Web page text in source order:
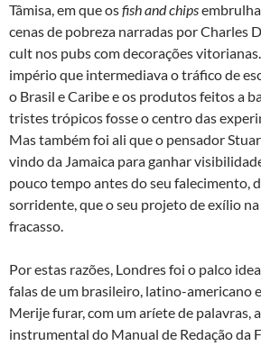
Tâmisa, em que osfish and chips
cenas de pobreza narradas por Charles
cult nos pubs com decorações
império que intermediava o tráfico de
o Brasil e Caribe e os produtos feitos a
tristes trópicos fosse o centro das
Mas também foi ali que o pensador
vindo da Jamaica para ganhar
pouco tempo antes do seu falecimento,
sorridente, que o seu projeto de exílio
fracasso.
Por estas razões, Londres foi o palco
falas de um brasileiro, latino-americano
Merije furar, com um aríete de palavras,
instrumental do Manual de Redação da